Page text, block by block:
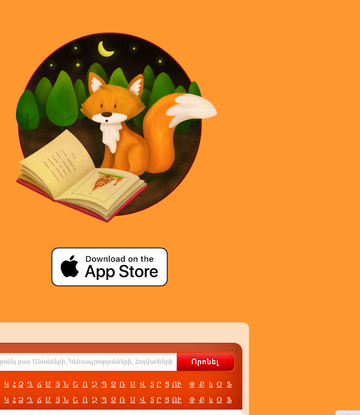
Կ Հ Ձ Ղ Ճ Մ Յ Ն Շ Ո Չ Պ Ջ Ռ Ս Վ Տ Ր Ց ՈՒ Փ Ք և Օ Ֆ
Կ Հ Ձ Ղ Ճ Մ Յ Ն Շ Ո Չ Պ Ջ Ռ Ս Վ Տ Ր Ց ՈՒ Փ Ք և Օ Ֆ